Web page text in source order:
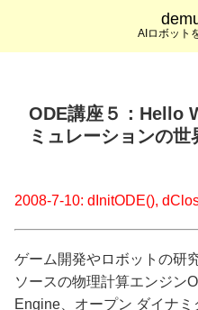
AIロボット
ODE講座５：Hello
ミュレーションの世
2008-7-10: dInitODE(),
ゲーム開発やロボットの研
ソースの物理計算エンジン
Engine、オープン ダイナ